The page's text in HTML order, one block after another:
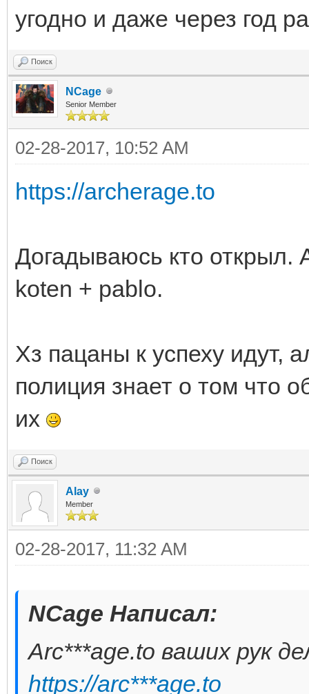
угодно и даже через год
Поиск
NCage
Senior Member
02-28-2017, 10:52 AM
https://archerage.to
Догадываюсь кто открыл.
koten + pablo.
Хз пацаны к успеху идут,
полиция знает о том что
их
Поиск
Alay
Member
02-28-2017, 11:32 AM
NCage Написал:
Arc***age.to ваших рук
https://arc***age.to